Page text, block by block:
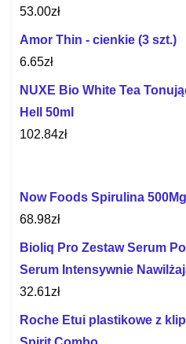
53.00zł
Amor Thin - cienkie (3 szt.)
6.65zł
NUXE Bio White Tea
Hell 50ml
102.84zł
Now Foods Spirulina
68.98zł
Bioliq Pro Zestaw Serum
Serum Intensywnie
32.61zł
Roche Etui plastikowe z